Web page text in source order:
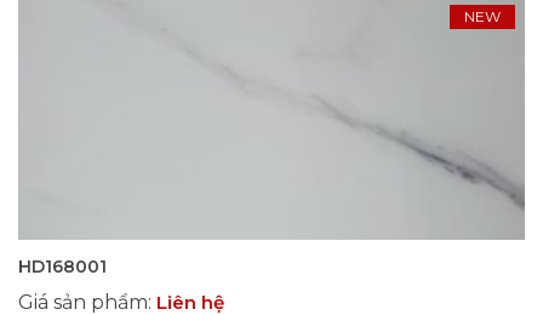
NEW
HD168001
Giá sản phẩm: Liên hệ